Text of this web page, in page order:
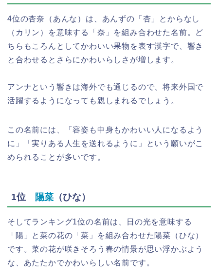
4位の杏奈（あんな）は、あんずの「杏」とからなし
（カリン）を意味する「奈」を組み合わせた名前。ど
ちらもころんとしてかわいい果物を表す漢字で、響き
と合わせるとさらにかわいらしさが増します。
アンナという響きは海外でも通じるので、将来外国で
活躍するようになっても親しまれるでしょう。
この名前には、「容姿も中身もかわいい人になるよう
に」「実りある人生を送れるように」という願いがこ
められることが多いです。
1位 陽菜 （ひな）
そしてランキング1位の名前は、日の光を意味する
「陽」と菜の花の「菜」を組み合わせた陽菜（ひな）
です。菜の花が咲きそろう春の情景が思い浮かぶよう
な、あたたかでかわいらしい名前です。